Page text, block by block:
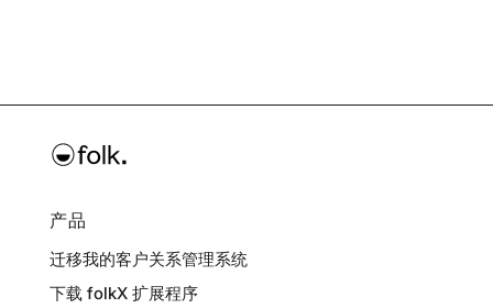
产品
迁移我的客户关系管理系统
下载 folkX 扩展程序